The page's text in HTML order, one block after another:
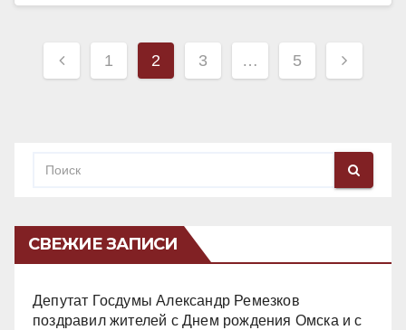
Навигация
по
1 2 3 … 5
СВЕЖИЕ ЗАПИСИ
Депутат Госдумы Александр Ремезков
поздравил жителей с Днем рождения Омска и с